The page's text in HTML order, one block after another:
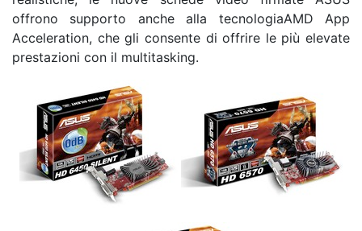
offrono supporto anche alla tecnologiaAMD App
Acceleration, che gli consente di offrire le più elevate
prestazioni con il multitasking.